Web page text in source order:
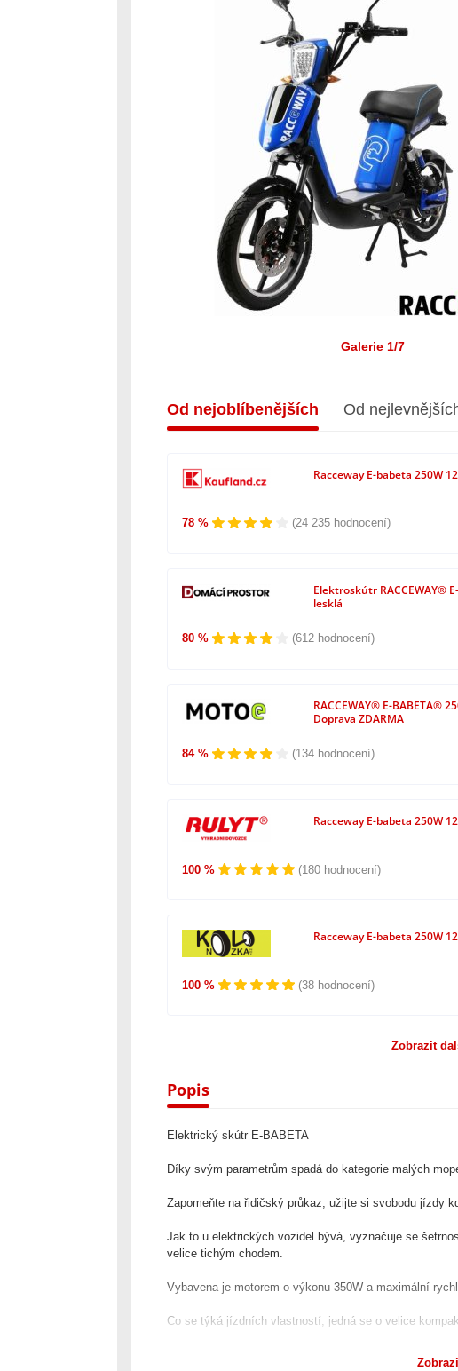
Galerie 1/7
Od nejoblíbenějších Od
78 % (24 235 hodnocení)
Racceway E-babeta 250W
80 % (612 hodnocení)
Elektroskútr RACCEWAY®
lesklá
84 % (134 hodnocení)
RACCEWAY® E-BABETA®
Doprava ZDARMA
100 % (180 hodnocení)
Racceway E-babeta 250W
100 % (38 hodnocení)
Racceway E-babeta 250W
Zobrazit
Popis
Elektrický skútr E-BABETA
Díky svým parametrům spadá do kategorie malých
Zapomeňte na řidičský průkaz, užijte si svobodu jízdy
Jak to u elektrických vozidel bývá, vyznačuje se
velice tichým chodem.
Vybavena je motorem o výkonu 350W a maximální
Co se týká jízdních vlastností, jedná se o velice
Díky větším kolům a velice precizním tlumičům mu